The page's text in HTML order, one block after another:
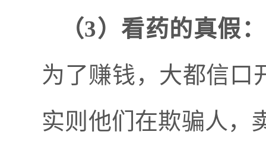
（3）看药的真假：
为了赚钱，大都信口
实则他们在欺骗人，